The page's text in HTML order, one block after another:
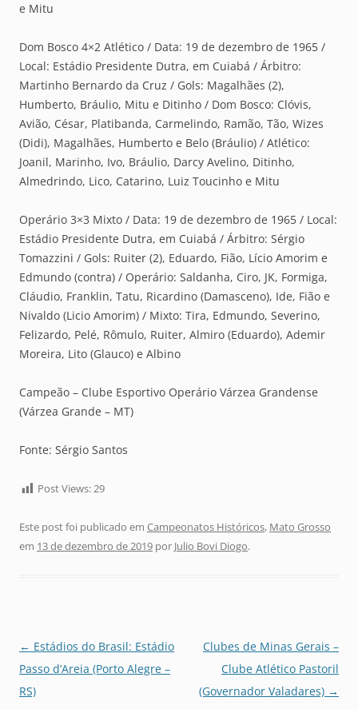
e Mitu
Dom Bosco 4×2 Atlético / Data: 19 de dezembro de 1965 /
Local: Estádio Presidente Dutra, em Cuiabá / Árbitro:
Martinho Bernardo da Cruz / Gols: Magalhães (2),
Humberto, Bráulio, Mitu e Ditinho / Dom Bosco: Clóvis,
Avião, César, Platibanda, Carmelindo, Ramão, Tão, Wizes
(Didi), Magalhães, Humberto e Belo (Bráulio) / Atlético:
Joanil, Marinho, Ivo, Bráulio, Darcy Avelino, Ditinho,
Almedrindo, Lico, Catarino, Luiz Toucinho e Mitu
Operário 3×3 Mixto / Data: 19 de dezembro de 1965 / Local:
Estádio Presidente Dutra, em Cuiabá / Árbitro: Sérgio
Tomazzini / Gols: Ruiter (2), Eduardo, Fião, Lício Amorim e
Edmundo (contra) / Operário: Saldanha, Ciro, JK, Formiga,
Cláudio, Franklin, Tatu, Ricardino (Damasceno), Ide, Fião e
Nivaldo (Licio Amorim) / Mixto: Tira, Edmundo, Severino,
Felizardo, Pelé, Rômulo, Ruiter, Almiro (Eduardo), Ademir
Moreira, Lito (Glauco) e Albino
Campeão – Clube Esportivo Operário Várzea Grandense
(Várzea Grande – MT)
Fonte: Sérgio Santos
Post Views:29
Este post foi publicado em Campeonatos Históricos, Mato Grosso
em 13 de dezembro de 2019 por Julio Bovi Diogo.
Navegação
de
posts
← Estádios do Brasil: Estádio
Passo d’Areia (Porto Alegre –
RS)
Clubes de Minas Gerais –
Clube Atlético Pastoril
(Governador Valadares) →